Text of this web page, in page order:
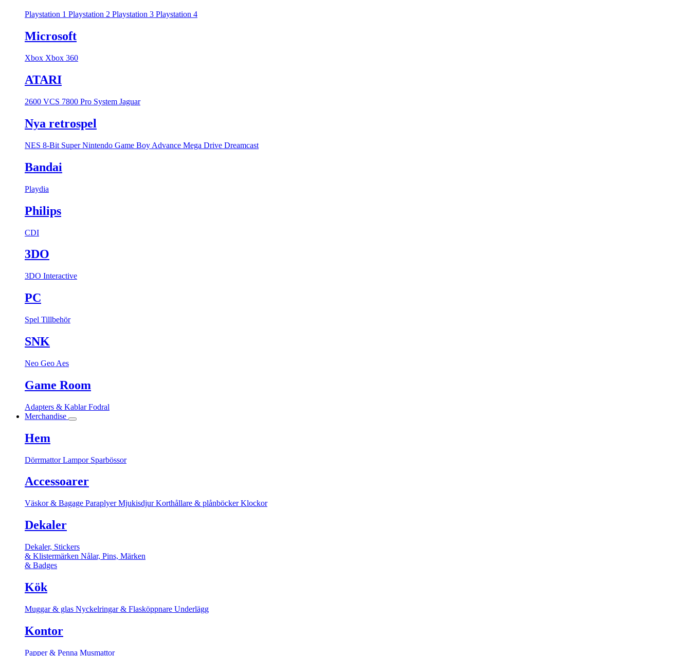
Playstation 1 Playstation 2 Playstation 3 Playstation 4
Microsoft
Xbox Xbox 360
ATARI
2600 VCS 7800 Pro System Jaguar
Nya retrospel
NES 8-Bit Super Nintendo Game Boy Advance Mega Drive Dreamcast
Bandai
Playdia
Philips
CDI
3DO
3DO Interactive
PC
Spel Tillbehör
SNK
Neo Geo Aes
Game Room
Adapters & KablarFodral
Merchandise
Hem
DörrmattorLampor Sparbössor
Accessoarer
Väskor & Bagage ParaplyerMjukisdjurKorthållare & plånböckerKlockor
Dekaler
Dekaler, Stickers
& Klistermärken Nålar, Pins, Märken
& Badges
Kök
Muggar & glas Nyckelringar & Flasköppnare Underlägg
Kontor
Papper & Penna Musmattor